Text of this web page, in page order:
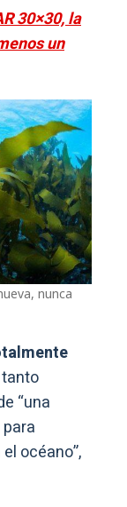
30×30, la
un
nunca
“una
océano”,